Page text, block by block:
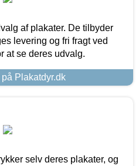
af plakater. De tilbyder
levering og fri fragt ved
at se deres udvalg.
Plakatdyr.dk
selv deres plakater, og